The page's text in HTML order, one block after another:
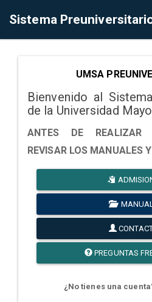
Sistema
UMSA
Bienvenido al
de la Universidad
ANTES DE REALIZAR
REVISAR LOS MANUALES
PREGUNTAS
¿No tienes una